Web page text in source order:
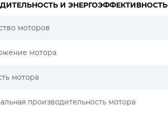
И ЭНЕРГОЭФФЕКТИВНОСТЬ
моторов
мотора
мотора
производительность мотора